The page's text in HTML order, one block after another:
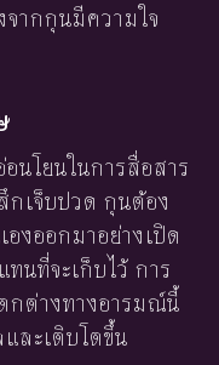
จากกุนมีความใจ
นโยนในการสื่อสาร
กเจ็บปวด กุนต้อง
งออกมาอย่างเปิด
นที่จะเก็บไว้ การ
กต่างทางอารมณ์นี้
ละเติบโตขึ้น